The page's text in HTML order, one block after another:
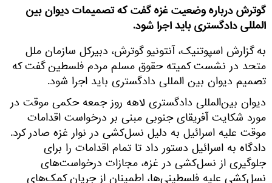
گوترش درباره وضعیت غزه گفت که تصمیمات دیوان بین
المللی دادگستری باید اجرا شود.
به گزارش اسپوتنیک، آنتونیو گوترش، دبیرکل سازمان ملل
متحد در نشست کمیته حقوق مسلم مردم فلسطین گفت که
تصمیم دیوان بین المللی دادگستری باید اجرا شود.
دیوان بین‌المللی دادگستری لاهه روز جمعه حکمی موقت در
مورد شکایت آفریقای جنوبی مبنی بر درخواست اقدامات
موقت علیه اسرائیل به دلیل نسل‌کشی در نوار غزه صادر کرد.
دادگاه به اسرائیل دستور داد تا تمام اقدامات را برای
جلوگیری از نسل‌کشی در غزه، مجازات درخواست‌های